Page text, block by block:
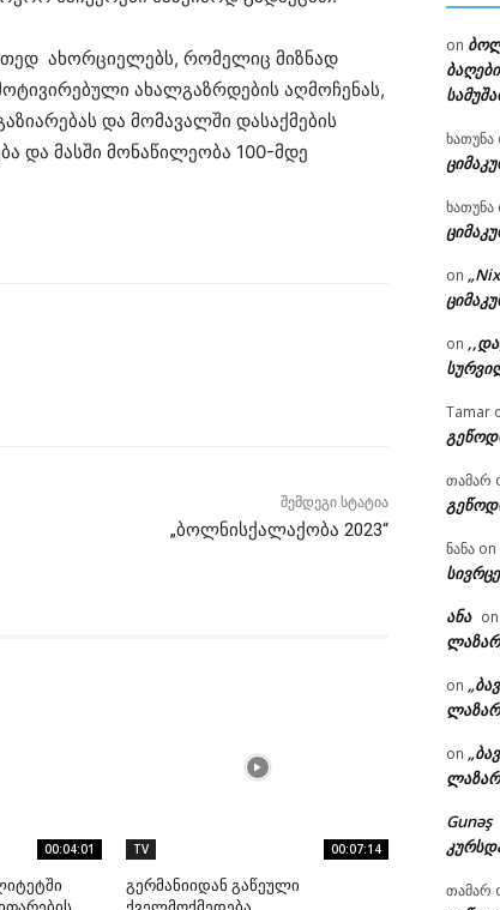
ახორციელებს, რომელიც მიზნად
ახალგაზრდების აღმოჩენას,
და მომავალში დასაქმების
და მასში მონაწილეობა 100-მდე
შემდეგი სტატია
„ბოლნისქალაქობა 2023“
00:04:01 TV 00:07:14
გერმანიიდან გაწეული
on
ხათუნა
ხათუნა
on
on
Tamar
თამარ
ნანა on
ანა on
on
on
Gunəş
თამარ